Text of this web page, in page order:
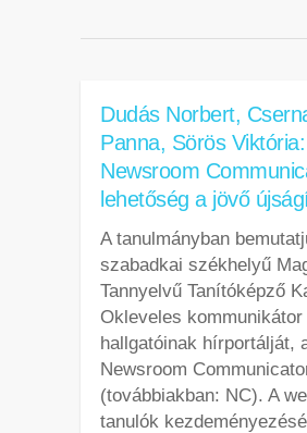
Dudás Norbert,
Panna, Sörös Viktória:
Newsroom
lehetőség a jövő
A tanulmányban
szabadkai székhelyű
Tannyelvű Tanítóképző
Okleveles
hallgatóinak hírportálját,
Newsroom
(továbbiakban: NC). A
tanulók